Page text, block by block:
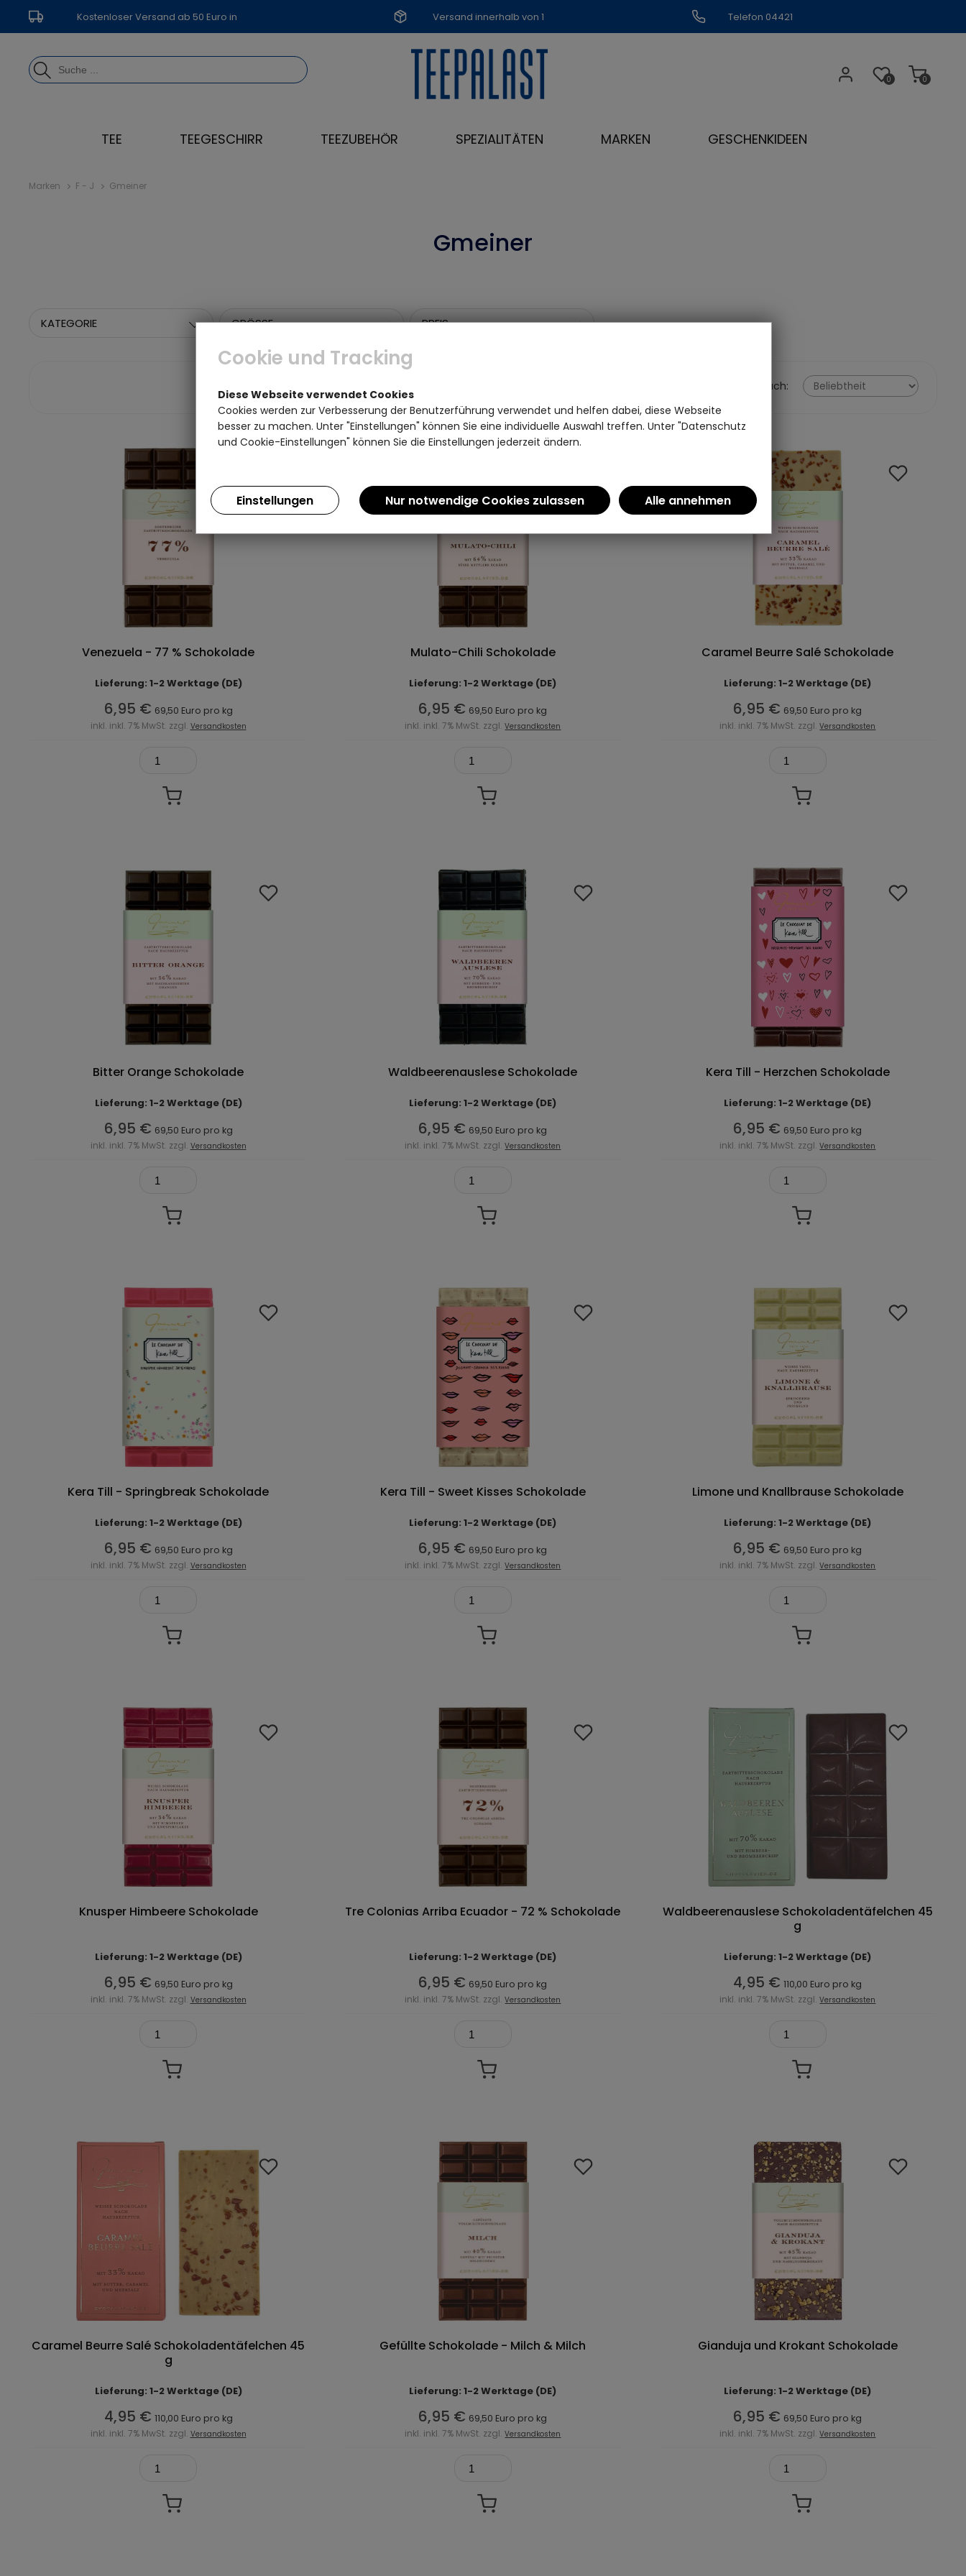
Kostenloser Versand ab 50 Euro in Versand innerhalb von 1
Werktag
Telefon 04421
0
0
TEE TEEGESCHIRR TEEZUBEHÖR SPEZIALITÄTEN MARKEN GESCHENKIDEEN
Marken F - J Gmeiner
Gmeiner
KATEGORIE GRÖSSE PREIS
Sortieren nach:
Venezuela - 77 % Schokolade
Lieferung: 1-2 Werktage (DE)
6,95 € 69,50 Euro pro kg
inkl. inkl. 7% MwSt. zzgl. Versandkosten
Mulato-Chili Schokolade
Lieferung: 1-2 Werktage (DE)
6,95 € 69,50 Euro pro kg
inkl. inkl. 7% MwSt. zzgl.Versandkosten
Caramel Beurre Salé Schokolade
Lieferung: 1-2 Werktage (DE)
6,95 € 69,50 Euro pro kg
inkl. inkl. 7% MwSt. zzgl.Versandkosten
Bitter Orange Schokolade
Lieferung: 1-2 Werktage (DE)
6,95 € 69,50 Euro pro kg
inkl. inkl. 7% MwSt. zzgl. Versandkosten
Waldbeerenauslese Schokolade
Lieferung: 1-2 Werktage (DE)
6,95 € 69,50 Euro pro kg
inkl. inkl. 7% MwSt. zzgl.Versandkosten
Kera Till - Herzchen Schokolade
Lieferung: 1-2 Werktage (DE)
6,95 € 69,50 Euro pro kg
inkl. inkl. 7% MwSt. zzgl.Versandkosten
Kera Till - Springbreak Schokolade
Lieferung: 1-2 Werktage (DE)
6,95 € 69,50 Euro pro kg
inkl. inkl. 7% MwSt. zzgl. Versandkosten
Kera Till - Sweet Kisses Schokolade
Lieferung: 1-2 Werktage (DE)
6,95 € 69,50 Euro pro kg
inkl. inkl. 7% MwSt. zzgl.Versandkosten
Limone und Knallbrause Schokolade
Lieferung: 1-2 Werktage (DE)
6,95 € 69,50 Euro pro kg
inkl. inkl. 7% MwSt. zzgl.Versandkosten
Knusper Himbeere Schokolade
Lieferung: 1-2 Werktage (DE)
6,95 € 69,50 Euro pro kg
inkl. inkl. 7% MwSt. zzgl. Versandkosten
Tre Colonias Arriba Ecuador - 72 % Schokolade
Lieferung: 1-2 Werktage (DE)
6,95 € 69,50 Euro pro kg
inkl. inkl. 7% MwSt. zzgl.Versandkosten
Waldbeerenauslese Schokoladentäfelchen 45
g
Lieferung: 1-2 Werktage (DE)
4,95 € 110,00 Euro pro kg
inkl. inkl. 7% MwSt. zzgl.Versandkosten
Caramel Beurre Salé Schokoladentäfelchen 45
g
Lieferung: 1-2 Werktage (DE)
4,95 € 110,00 Euro pro kg
inkl. inkl. 7% MwSt. zzgl. Versandkosten
Gefüllte Schokolade - Milch & Milch
Lieferung: 1-2 Werktage (DE)
6,95 € 69,50 Euro pro kg
inkl. inkl. 7% MwSt. zzgl.Versandkosten
Gianduja und Krokant Schokolade
Lieferung: 1-2 Werktage (DE)
6,95 € 69,50 Euro pro kg
inkl. inkl. 7% MwSt. zzgl.Versandkosten
Cookie und Tracking
Diese Webseite verwendet Cookies
Cookies werden zur Verbesserung der Benutzerführung verwendet und helfen dabei, diese Webseite
besser zu machen. Unter "Einstellungen" können Sie eine individuelle Auswahl treffen. Unter "Datenschutz
und Cookie-Einstellungen" können Sie die Einstellungen jederzeit ändern.
Einstellungen